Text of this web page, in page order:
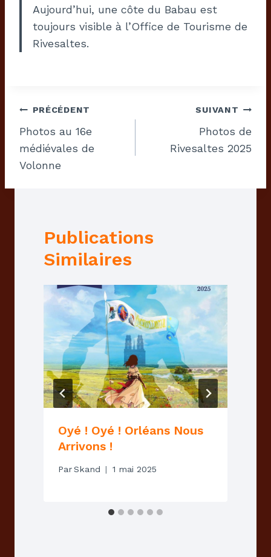
Aujourd’hui, une côte du Babau est
toujours visible à l’Office de Tourisme de
Rivesaltes.
Navigation
De
L’article
PRÉCÉDENT
Photos au 16e
médiévales de
Volonne
SUIVANT
Photos de
Rivesaltes 2025
Publications
Similaires
Oyé ! Oyé ! Orléans Nous
Arrivons !
ParSkand 1 mai 2025